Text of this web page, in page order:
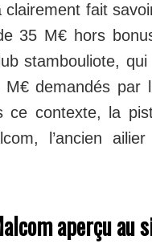
fait
35 M€ hors
stambouliote,
demandés par
ce contexte, la
l’ancien
aperçu au